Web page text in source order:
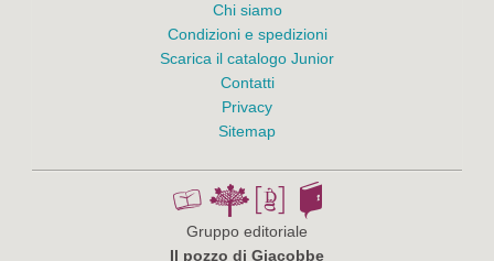
Chi siamo
Condizioni e spedizioni
Scarica il catalogo Junior
Contatti
Privacy
Sitemap
Gruppo editoriale
Il pozzo di Giacobbe